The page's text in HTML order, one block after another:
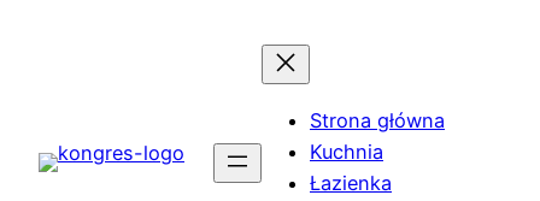
Strona główna
Kuchnia
Łazienka